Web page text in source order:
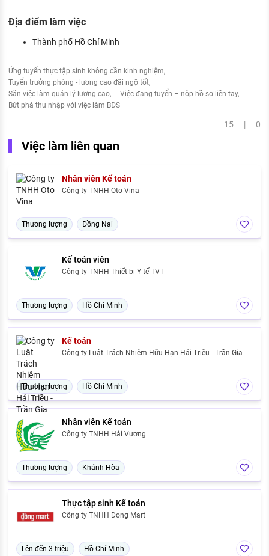
Địa điểm làm việc
Thành phố Hồ Chí Minh
Ứng tuyển thực tập sinh không cần kinh nghiệm
Tuyển trưởng phòng - lương cao đãi ngộ tốt
Săn việc làm quản lý lương cao
Việc đang tuyển – nộp hồ sơ liền tay
Bứt phá thu nhập với việc làm BĐS
15 | 0
Việc làm liên quan
Nhân viên Kế toán
Công ty TNHH Oto Vina
Thương lượng Đồng Nai
Kế toán viên
Công ty TNHH Thiết bị Y tế TVT
Thương lượng Hồ Chí Minh
Kế toán
Công ty Luật Trách Nhiệm Hữu Hạn Hải Triều - Trần Gia
Thương lượng Hồ Chí Minh
Nhân viên Kế toán
Công ty TNHH Hải Vương
Thương lượng Khánh Hòa
Thực tập sinh Kế toán
Công ty TNHH Dong Mart
Lên đến 3 triệu Hồ Chí Minh